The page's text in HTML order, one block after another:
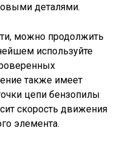
деталями.
можно продолжить
используйте
также имеет
цепи бензопилы
скорость движения
элемента.